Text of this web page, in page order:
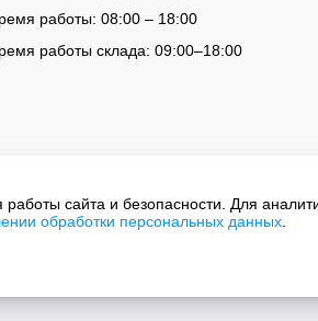
работы:08:00 – 18:00
работы склада:09:00–18:00
сайта и безопасности. Для
обработки персональных данных